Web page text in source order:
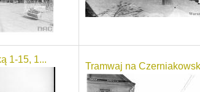
1-15, 1...
Tramwaj na